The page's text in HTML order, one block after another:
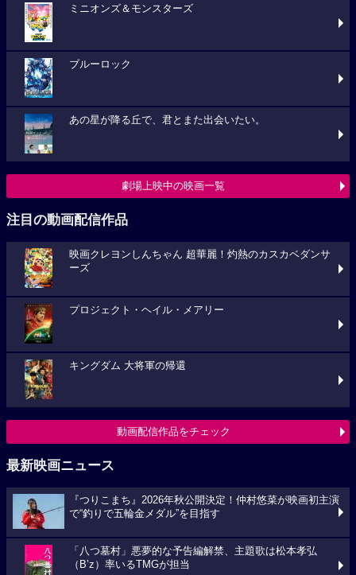
ミニオンズ＆モンスターズ
ブルーロック
あの星が降る丘で、君とまた出会いたい。
劇場上映中の映画一覧
注目の動画配信作品
映画クレヨンしんちゃん 超華麗！灼熱のカスカベダンサ
ーズ
プロジェクト・ヘイル・メアリー
キングダム 大将軍の帰還
動画配信作品をチェック
最新映画ニュース
『つりこまち』2026年秋公開決定！仲村悠菜が映画初主演
で“釣りで五輪金メダル”を目指す
「八つ墓村」悪夢的な予告編解禁、主題歌は松本孝弘
（B’z）率いるTMGが担当